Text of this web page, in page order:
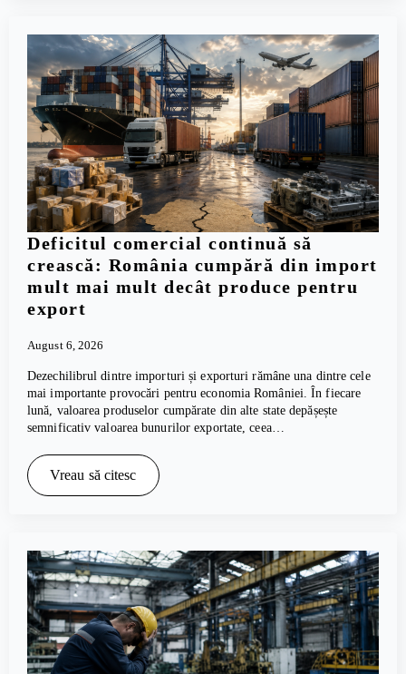
Deficitul comercial continuă să
crească: România cumpără din import
mult mai mult decât produce pentru
export
August 6, 2026
Dezechilibrul dintre importuri și exporturi rămâne una dintre cele
mai importante provocări pentru economia României. În fiecare
lună, valoarea produselor cumpărate din alte state depășește
semnificativ valoarea bunurilor exportate, ceea…
Vreau să citesc